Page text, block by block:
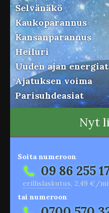
Selvänäkö
Kaukoparannus
Kansanparannus
Heiluri
Uuden ajan energiat
Ajatuksen voima
Parisuhdeasiat
Nyt
Soita numeroon
09 86 255
erillislaskutus, 2,49 €/
tai numeroon